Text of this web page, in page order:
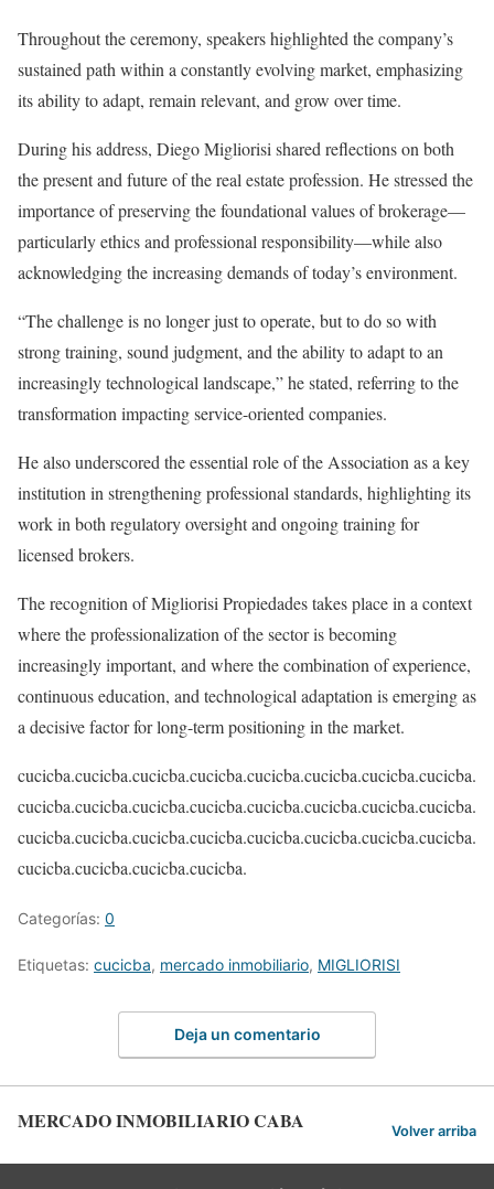
Throughout the ceremony, speakers highlighted the company’s
sustained path within a constantly evolving market, emphasizing
its ability to adapt, remain relevant, and grow over time.
During his address, Diego Migliorisi shared reflections on both
the present and future of the real estate profession. He stressed the
importance of preserving the foundational values of brokerage—
particularly ethics and professional responsibility—while also
acknowledging the increasing demands of today’s environment.
“The challenge is no longer just to operate, but to do so with
strong training, sound judgment, and the ability to adapt to an
increasingly technological landscape,” he stated, referring to the
transformation impacting service-oriented companies.
He also underscored the essential role of the Association as a key
institution in strengthening professional standards, highlighting its
work in both regulatory oversight and ongoing training for
licensed brokers.
The recognition of Migliorisi Propiedades takes place in a context
where the professionalization of the sector is becoming
increasingly important, and where the combination of experience,
continuous education, and technological adaptation is emerging as
a decisive factor for long-term positioning in the market.
cucicba.cucicba.cucicba.cucicba.cucicba.cucicba.cucicba.cucicba.
cucicba.cucicba.cucicba.cucicba.cucicba.cucicba.cucicba.cucicba.
cucicba.cucicba.cucicba.cucicba.cucicba.cucicba.cucicba.cucicba.
cucicba.cucicba.cucicba.cucicba.
Categorías: 0
Etiquetas: cucicba, mercado inmobiliario, MIGLIORISI
Deja un comentario
MERCADO INMOBILIARIO CABA Volver arriba